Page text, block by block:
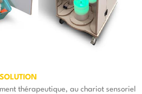
thérapeutique, au chariot sensoriel